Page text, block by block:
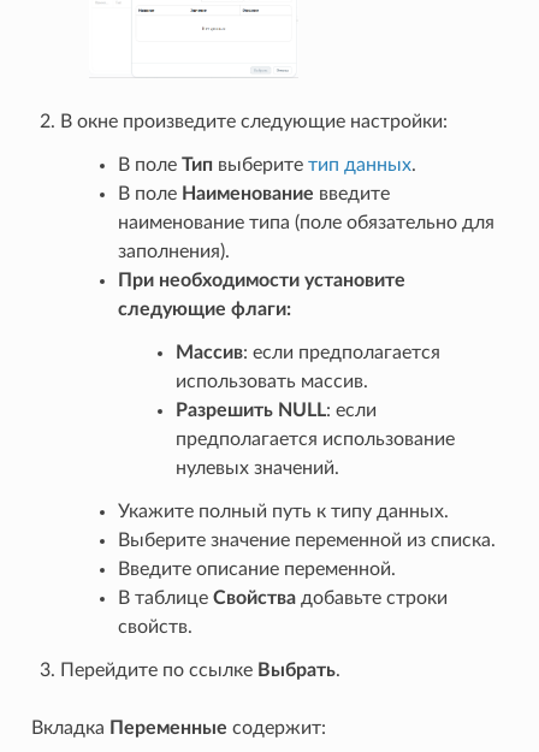
В окне произведите следующие настройки:
В поле Типвыберите тип данных.
В поле Наименование введите
наименование типа (поле обязательно для
заполнения).
При необходимости установите
следующие флаги:
Массив: если предполагается
использовать массив.
Разрешить NULL: если
предполагается использование
нулевых значений.
Укажите полный путь к типу данных.
Выберите значение переменной из списка.
Введите описание переменной.
В таблице Свойствадобавьте строки
свойств.
Перейдите по ссылке Выбрать.
Вкладка Переменные содержит: